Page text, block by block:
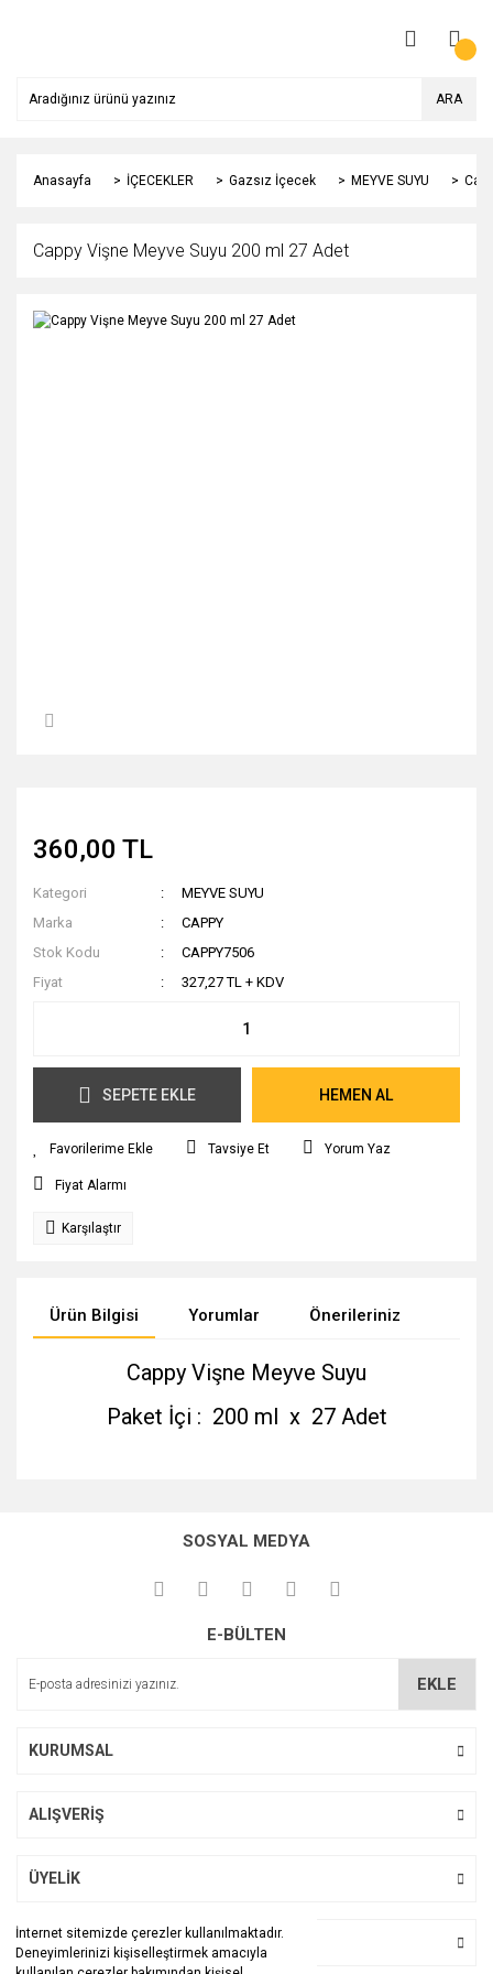
İnternet sitemizde çerezler kullanılmaktadır.
Deneyimlerinizi kişiselleştirmek amacıyla
ARA
Anasayfa İÇECEKLER Gazsız İçecek MEYVE SUYU
Cappy Vişne Meyve Suyu 200 ml 27 Adet
360,00 TL
Kategori
MEYVE SUYU
Marka
CAPPY
Stok Kodu
CAPPY7506
Fiyat
327,27 TL + KDV
SEPETE EKLE HEMEN AL
Tavsiye Et Yorum Yaz
Fiyat Alarmı
Karşılaştır
Ürün Bilgisi Yorumlar Önerileriniz
Cappy Vişne Meyve Suyu
Paket İçi : 200 ml x 27 Adet
kullanarak tarafımıza iletebilirsiniz.
Görüş ve önerileriniz için teşekkür ederiz.
Ürün açıklamasında eksik bilgiler bulunuyor.
SOSYAL MEDYA
E-BÜLTEN
EKLE
KURUMSAL
ALIŞVERİŞ
ÜYELİK
BİZİ TAKİP EDİN